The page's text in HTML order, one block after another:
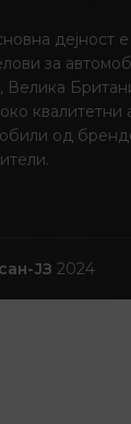
дејност е
за
Велика
квалитетни
од
ЈЗ 2024